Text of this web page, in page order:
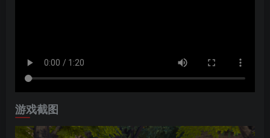
游戏截图